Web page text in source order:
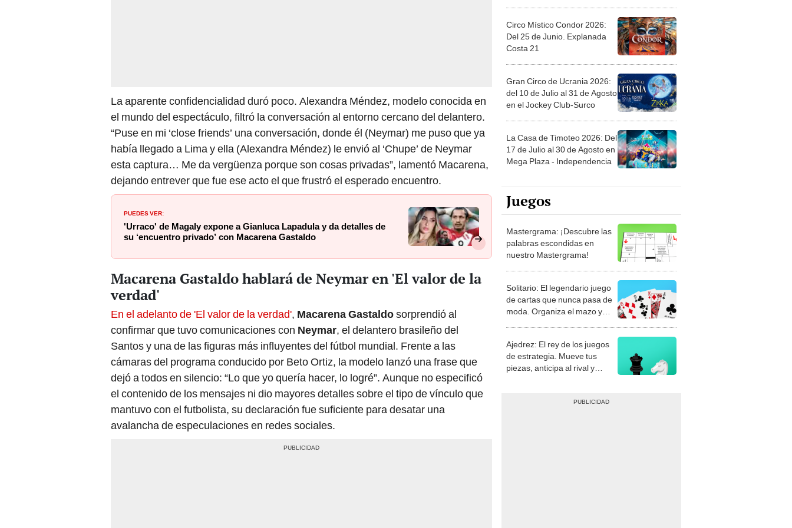
La aparente confidencialidad duró poco. Alexandra Méndez, modelo conocida en
el mundo del espectáculo, filtró la conversación al entorno cercano del delantero.
“Puse en mi ‘close friends’ una conversación, donde él (Neymar) me puso que ya
había llegado a Lima y ella (Alexandra Méndez) le envió al ‘Chupe’ de Neymar
esta captura… Me da vergüenza porque son cosas privadas”, lamentó Macarena,
dejando entrever que fue ese acto el que frustró el esperado encuentro.
PUEDES VER:
'Urraco' de Magaly expone a Gianluca Lapadula y da detalles de
su ‘encuentro privado’ con Macarena Gastaldo
Macarena Gastaldo hablará de Neymar en 'El valor de la
verdad'
En el adelanto de 'El valor de la verdad', Macarena Gastaldosorprendió al
confirmar que tuvo comunicaciones con Neymar, el delantero brasileño del
Santos y una de las figuras más influyentes del fútbol mundial. Frente a las
cámaras del programa conducido por Beto Ortiz, la modelo lanzó una frase que
dejó a todos en silencio: “Lo que yo quería hacer, lo logré”. Aunque no especificó
el contenido de los mensajes ni dio mayores detalles sobre el tipo de vínculo que
mantuvo con el futbolista, su declaración fue suficiente para desatar una
avalancha de especulaciones en redes sociales.
Circo Místico Condor 2026:
Del 25 de Junio. Explanada
Costa 21
Gran Circo de Ucrania 2026:
del 10 de Julio al 31 de Agosto
en el Jockey Club-Surco
La Casa de Timoteo 2026: Del
17 de Julio al 30 de Agosto en
Mega Plaza - Independencia
Juegos
Mastergrama: ¡Descubre las
palabras escondidas en
nuestro Mastergrama!
Solitario: El legendario juego
de cartas que nunca pasa de
moda. Organiza el mazo y
Ajedrez: El rey de los juegos
de estrategia. Mueve tus
piezas, anticipa al rival y